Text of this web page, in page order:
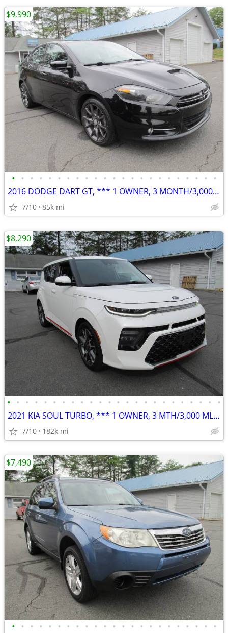
• • • • • • • • • • • • • • • • • • • • • • •
2016 DODGE DART GT, *** 1 OWNER, 3 MONTH/3,000 MILE POWERTRAIN WTY
7/10 85k mi
$9,990
• • • • • • • • • • • • • • • • • • • • • • • •
2021 KIA SOUL TURBO, *** 1 OWNER, 3 MTH/3,000 MLE POWER TRAIN WARRANTY
7/10 182k mi
$8,290
• • • • • • • • • • • • • • • • • • • • • • •
$7,490